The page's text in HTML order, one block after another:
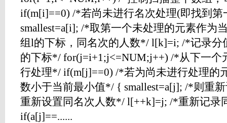
if(m[i]==0) /*若尚未进行名次处理(即找到
smallest=a[i]; /*取第一个未处理的元素作为
组l的下标，同名次的人数*/ l[k]=i; /*记录分
的下标*/ for(j=i+1;j<=NUM;j++) /*从下一个
行处理*/ if(m[j]==0) /*若为尚未进行处理的
数小于当前最小值*/ { smallest=a[j]; /*则重
重新设置同名次人数*/ l[++k]=j; /*重新记录
if(a[j]==......